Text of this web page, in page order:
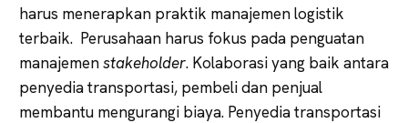
harus menerapkan praktik manajemen logistik
terbaik. Perusahaan harus fokus pada penguatan
manajemenstakeholder. Kolaborasi yang baik antara
penyedia transportasi, pembeli dan penjual
membantu mengurangi biaya. Penyedia transportasi